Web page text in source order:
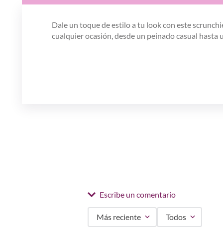
Dale un toque de estilo a tu look con este
cualquier ocasión, desde un peinado casual hasta
Escribe un comentario
Más reciente Todos